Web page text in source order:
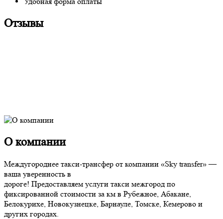
Отзывы
О компании
Междугороднее такси-трансфер от компании «Sky transfer» —
ваша уверенность в
дороге! Предоставляем услуги такси межгород по
фиксированной стоимости за км в Рубежное, Абакане,
Белокурихе, Новокузнецке, Барнауле, Томске, Кемерово и
других городах.